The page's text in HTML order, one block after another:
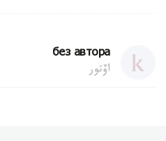
без автора
اۆتور